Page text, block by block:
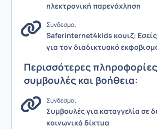
ηλεκτρονική παρενόχληση
Σύνδεσμοι
Saferinternet4kids κουιζ: Εσείς
για τον διαδικτυακό
Περισσότερες
συμβουλές και βοήθεια:
Σύνδεσμοι
Συμβουλές για καταγγελία σε
κοινωνικά δίκτυα